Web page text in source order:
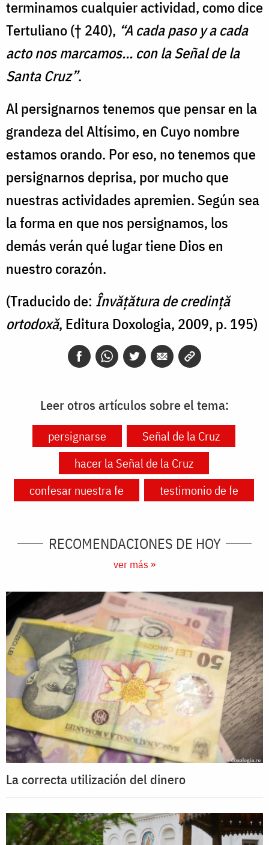
terminamos cualquier actividad, como dice
Tertuliano († 240), “A cada paso y a cada
acto nos marcamos… con la Señal de la
Santa Cruz”.
Al persignarnos tenemos que pensar en la
grandeza del Altísimo, en Cuyo nombre
estamos orando. Por eso, no tenemos que
persignarnos deprisa, por mucho que
nuestras actividades apremien. Según sea
la forma en que nos persignamos, los
demás verán qué lugar tiene Dios en
nuestro corazón.
(Traducido de: Învățătura de credință
ortodoxă, Editura Doxologia, 2009, p. 195)
Leer otros artículos sobre el tema:
persignarse
Señal de la Cruz
hacer la Señal de la Cruz
confesar nuestra fe
testimonio de fe
RECOMENDACIONES DE HOY
ver más »
La correcta utilización del dinero